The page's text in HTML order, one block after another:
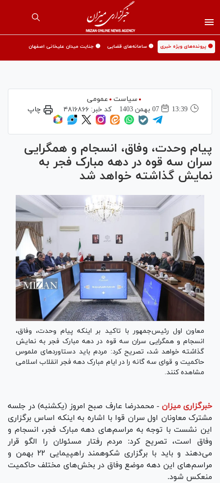
🟡 پرونده‌های ویژه خبری 🟡 سامانه‌های قضایی 🟡 جنایت میدان علیخانی اصفهان
سیاست
عمومی
13:39
07 بهمن 1403 کد خبر: ۴۸۱۶۸۶۶ چاپ
پیام وحدت، وفاق، انسجام و همگرایی
سران سه قوه در دهه مبارک فجر به
نمایش گذاشته خواهد شد
معاون اول رئیس‌جمهور با تاکید بر اینکه پیام وحدت، وفاق،
انسجام و همگرایی سران سه قوه در دهه مبارک فجر به نمایش
گذاشته خواهد شد، تصریح کرد: مردم باید دستاورد‌های ملموس
حاکمیت و قوای سه گانه را در ایام مبارک دهه فجر انقلاب اسلامی
مشاهده کنند.
خبرگزاری میزان - محمدرضا عارف صبح امروز (یکشنبه) در جلسه
مشترک معاونان اول سران قوا با اشاره به اینکه اساس برگزاری
این نشست با توجه به مراسم‌های دهه مبارک فجر، انسجام و
وفاق است، تصریح کرد: مردم رفتار مسئولان را الگو قرار
می‌دهند و باید با برگزاری شکوهمند راهپیمایی ۲۲ بهمن و
مراسم‌های این دهه موضع وفاق در بخش‌های مختلف حاکمیت
منعکس شود.